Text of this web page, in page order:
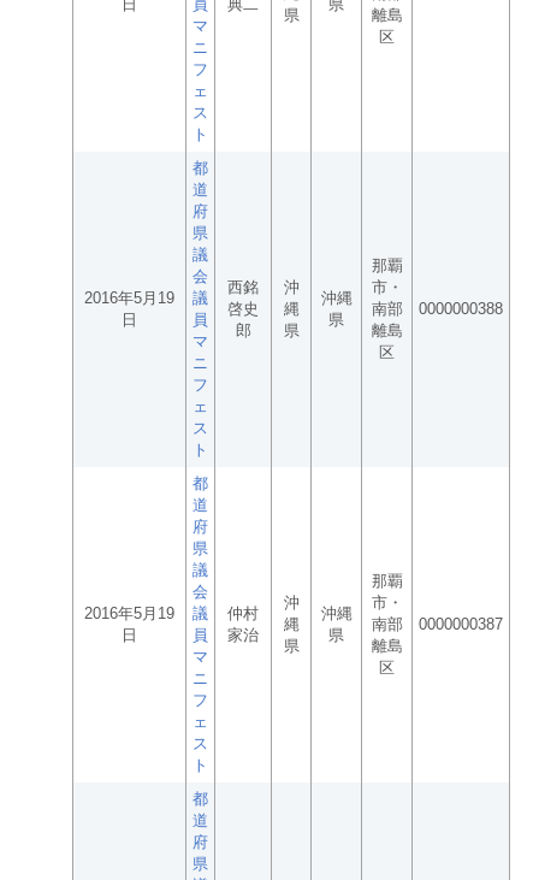
日
員
マ
ニ
フ
ェ
ス
ト
典二
県
県
離島
区
2016年5月19
日
都
道
府
県
議
会
議
員
マ
ニ
フ
ェ
ス
ト
西銘
啓史
郎
沖
縄
県
沖縄
県
那覇
市・
南部
離島
区
0000000388
2016年5月19
日
都
道
府
県
議
会
議
員
マ
ニ
フ
ェ
ス
ト
仲村
家治
沖
縄
県
沖縄
県
那覇
市・
南部
離島
区
0000000387
都
道
府
県